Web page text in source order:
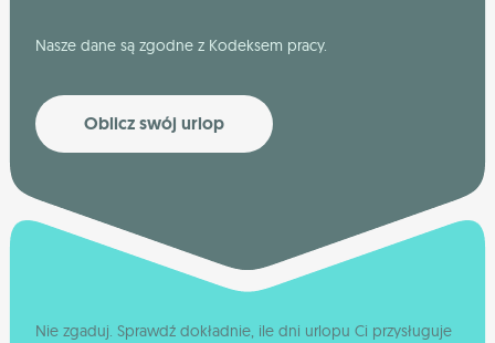
Nasze dane są zgodne z Kodeksem pracy.
Oblicz swój urlop
Nie zgaduj. Sprawdź dokładnie, ile dni urlopu Ci przysługuje